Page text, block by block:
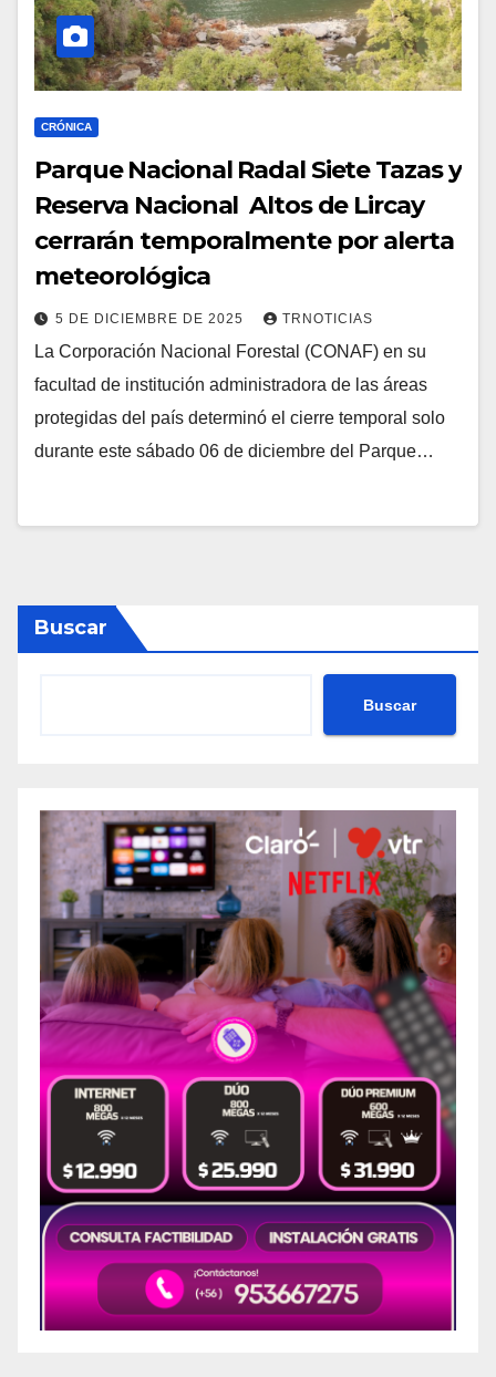
CRÓNICA
Parque Nacional Radal Siete Tazas y
Reserva Nacional Altos de Lircay
cerrarán temporalmente por alerta
meteorológica
5 DE DICIEMBRE DE 2025 TRNOTICIAS
La Corporación Nacional Forestal (CONAF) en su
facultad de institución administradora de las áreas
protegidas del país determinó el cierre temporal solo
durante este sábado 06 de diciembre del Parque…
Buscar
Buscar